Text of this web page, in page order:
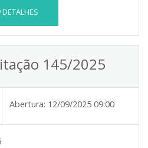
DETALHES
145/2025
Abertura: 12/09/2025 09:00